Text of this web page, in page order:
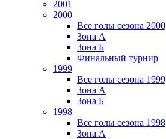
2001
2000
Все голы сезона 2000
Зона А
Зона Б
Финальный турнир
1999
Все голы сезона 1999
Зона А
Зона Б
1998
Все голы сезона 1998
Зона А